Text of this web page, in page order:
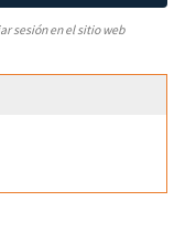
sesión en el sitio web